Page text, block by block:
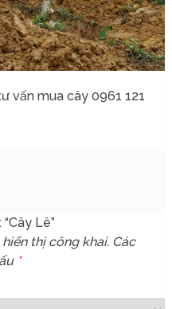
vấn mua cây 0961 121
Lê”
thị công khai. Các
*